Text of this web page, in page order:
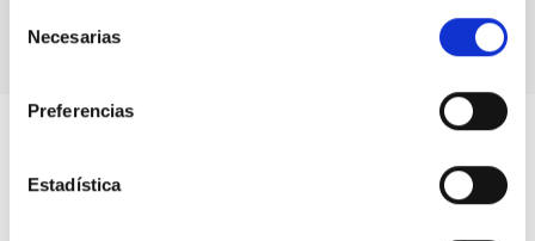
Necesarias
Preferencias
Estadística